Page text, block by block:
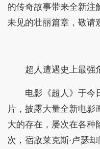
的传奇故事带来全新注
未见的壮丽篇章，敬请
超人遭遇史上最
电影《超人》于今
片，披露大量全新电影
大的存在，屡次在各种
次，宿敌莱克斯·卢瑟